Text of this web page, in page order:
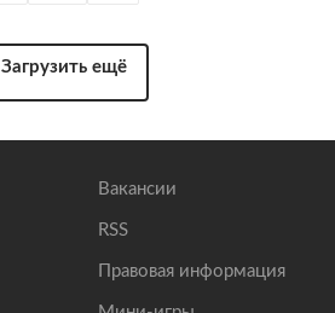
Загрузить ещё
Вакансии
RSS
Правовая информация